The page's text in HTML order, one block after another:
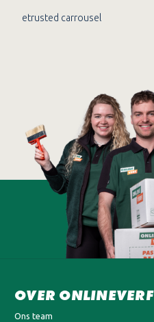
etrusted carrousel
OVER ONLINEVERF
Ons team